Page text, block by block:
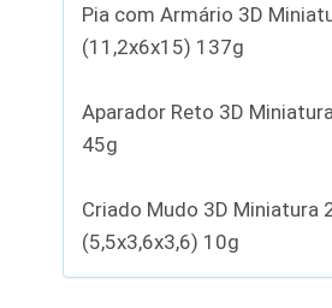
Pia com Armário 3D
(11,2x6x15) 137g
Aparador Reto 3D
45g
Criado Mudo 3D Miniatura
(5,5x3,6x3,6) 10g